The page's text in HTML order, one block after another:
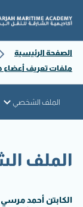
الصفحة الرئيسية
ملفات تعريف أعضاء
الملف الشخصي
الملف
الكابتن أحمد مرسي